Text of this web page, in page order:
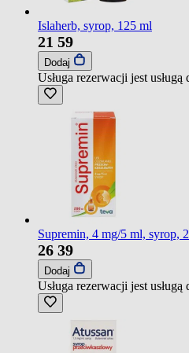
Islaherb, syrop, 125 ml
21 59
Dodaj
Usługa rezerwacji jest usługą
Supremin, 4 mg/5 ml, syrop,
26 39
Dodaj
Usługa rezerwacji jest usługą